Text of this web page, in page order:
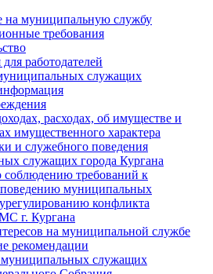
на муниципальную службу
требования
работодателей
служащих
расходах, об имуществе и
имущественного характера
и служебного поведения
служащих города Кургана
требований к
муниципальных
конфликта
г. Кургана
на муниципальной службе
рекомендации
муниципальных служащих